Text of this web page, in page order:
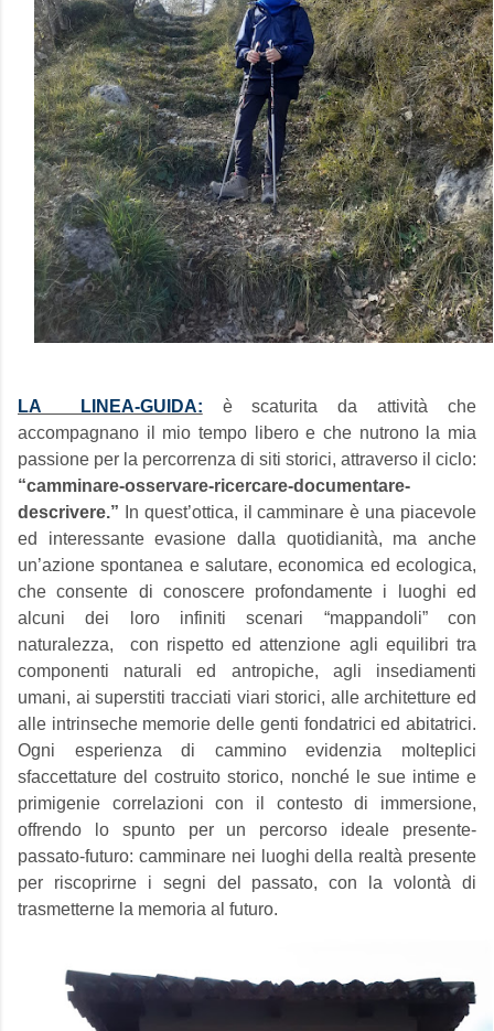
LA LINEA-GUIDA:
è scaturita da attività che
accompagnano il mio tempo libero e che nutrono la mia
passione per la percorrenza di siti storici, attraverso il ciclo:
“camminare-osservare-ricercare-documentare-
descrivere.” In quest’ottica, il camminare è una piacevole
ed interessante evasione dalla quotidianità, ma anche
un’azione spontanea e salutare, economica ed ecologica,
che consente di conoscere profondamente i luoghi ed
alcuni dei loro infiniti scenari “mappandoli” con
naturalezza, con rispetto ed attenzione agli equilibri tra
componenti naturali ed antropiche, agli insediamenti
umani, ai superstiti tracciati viari storici, alle architetture ed
alle intrinseche memorie delle genti fondatrici ed abitatrici.
Ogni esperienza di cammino evidenzia molteplici
sfaccettature del costruito storico, nonché le sue intime e
primigenie correlazioni con il contesto di immersione,
offrendo lo spunto per un percorso ideale presente-
passato-futuro: camminare nei luoghi della realtà presente
per riscoprirne i segni del passato, con la volontà di
trasmetterne la memoria al futuro.